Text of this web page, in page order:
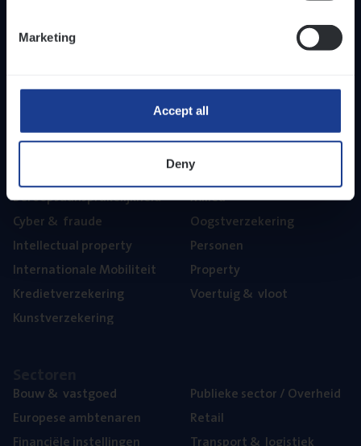
Marketing
Accept all
Deny
Duur­zaam­heid
Part­ner­ships
Beroeps­aan­spra­ke­lijk­heid
Cyber& fraude
Intel­lec­tu­al property
Inter­na­ti­o­na­le Mobiliteit
Kre­diet­ver­ze­ke­ring
Kunst­ver­ze­ke­ring
Mari­ne
Mili­eu
Oogst­ver­ze­ke­ring
Per­so­nen
Pro­per­ty
Voer­tuig& vloot
Bouw& vastgoed
Euro­pe­se ambtenaren
Finan­ci­ë­le instellingen
Publie­ke sec­tor / Overheid
Retail
Trans­port& logistiek